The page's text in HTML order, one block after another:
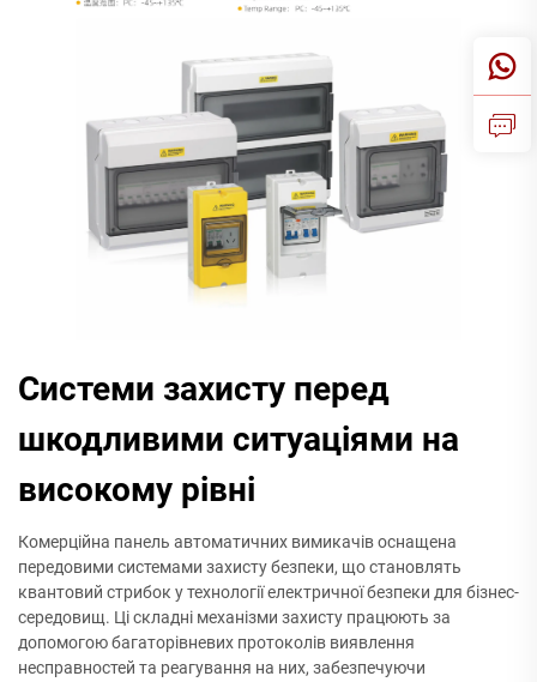
Системи захисту перед
шкодливими ситуаціями на
високому рівні
Комерційна панель автоматичних вимикачів оснащена
передовими системами захисту безпеки, що становлять
квантовий стрибок у технології електричної безпеки для бізнес-
середовищ. Ці складні механізми захисту працюють за
допомогою багаторівневих протоколів виявлення
несправностей та реагування на них, забезпечуючи